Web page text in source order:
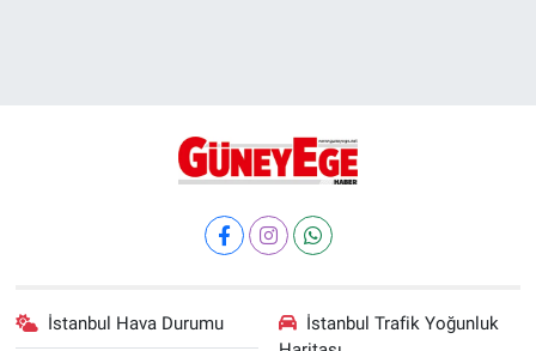
İstanbul Hava Durumu
İstanbul Trafik Yoğunluk